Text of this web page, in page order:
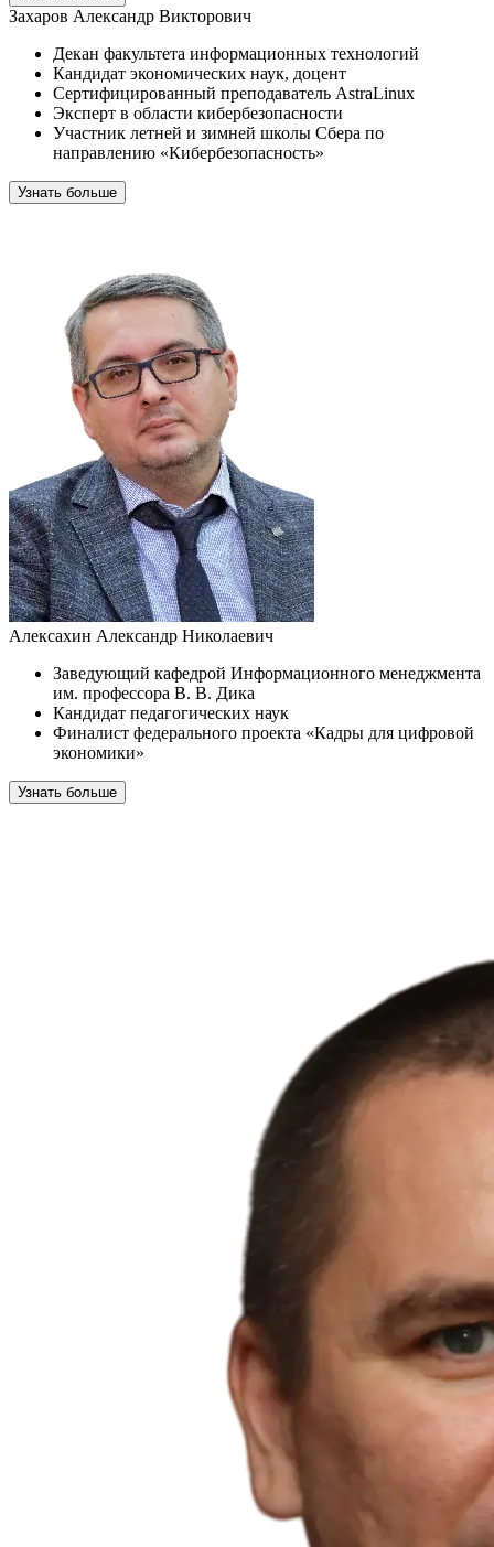
Захаров Александр Викторович
Декан факультета информационных технологий
Кандидат экономических наук, доцент
Сертифицированный преподаватель AstraLinux
Эксперт в области кибербезопасности
Участник летней и зимней школы Сбера по
направлению «Кибербезопасность»
Узнать больше
Алексахин Александр Николаевич
Заведующий кафедрой Информационного менеджмента
им. профессора В. В. Дика
Кандидат педагогических наук
Финалист федерального проекта «Кадры для цифровой
экономики»
Узнать больше